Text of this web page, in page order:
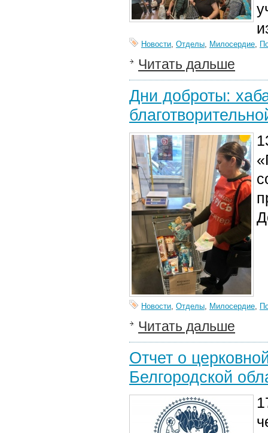
Новости, Отделы, Милосердие,
Читать дальше
Дни доброты:
Новости, Отделы, Милосердие,
Читать дальше
Отчет о
Белгородской